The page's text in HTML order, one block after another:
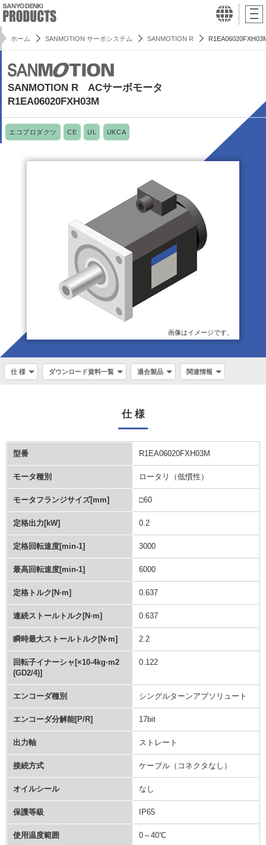
ホーム SANMOTION サーボシステム SANMOTION R
SANMOTION R ACサーボモータ
R1EA06020FXH03M
エコプロダクツ CE UL UKCA
画像はイメージです。
仕 様 ダウンロード資料一覧 適合製品 関連情報
仕 様
型番 R1EA06020FXH03M
モータ種別 ロータリ（低慣性）
モータフランジサイズ[mm] □60
定格出力[kW] 0.2
定格回転速度[min-1] 3000
最高回転速度[min-1] 6000
定格トルク[N·m] 0.637
連続ストールトルク[N·m] 0.637
瞬時最大ストールトルク[N·m] 2.2
回転子イナーシャ[×10-4kg·m2
(GD2/4)]
0.122
エンコーダ種別 シングルターンアブソリュート
エンコーダ分解能[P/R] 17bit
出力軸 ストレート
接続方式 ケーブル（コネクタなし）
オイルシール なし
保護等級 IP65
使用温度範囲 0～40℃